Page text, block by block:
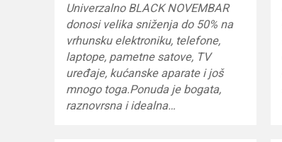
Univerzalno BLACK NOVEMBAR
donosi velika sniženja do 50% na
vrhunsku elektroniku, telefone,
laptope, pametne satove, TV
uređaje, kućanske aparate i još
mnogo toga.Ponuda je bogata,
raznovrsna i idealna…